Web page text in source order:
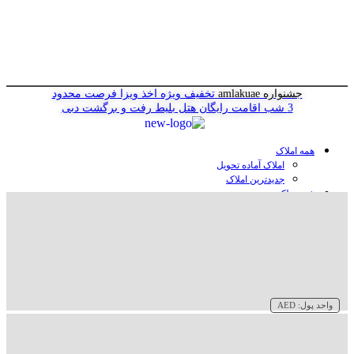
جشنواره amlakuae تخفیف ویژه اخذ ویزا فرصت محدود
3 شب اقامت رایگان هتل
بلیط رفت و برگشت دبی
همه املاک
املاک آماده تحویل
جدیدترین املاک
خرید ملک در دبی
واحد پول: AED